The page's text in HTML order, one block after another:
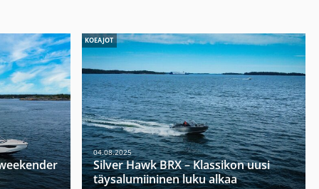
KOEAJOT
04.08.2025
Silver Hawk BRX – Klassikon uusi
täysalumiininen luku alkaa